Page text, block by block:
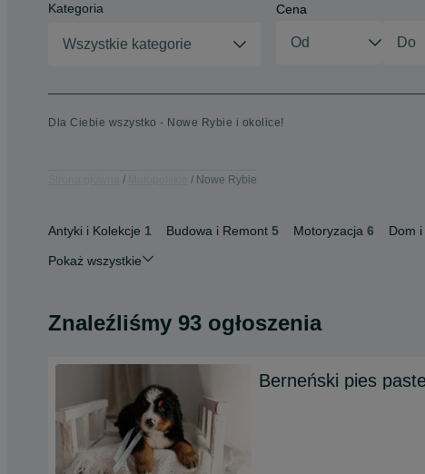
Kategoria
Wszystkie kategorie
Cena
Dla Ciebie wszystko - Nowe Rybie i okolice!
Nowe Rybie
Antyki i Kolekcje 1 Budowa i Remont 5 Motoryzacja 6 Dom
Pokaż wszystkie
Znaleźliśmy 93 ogłoszenia
Berneński pies